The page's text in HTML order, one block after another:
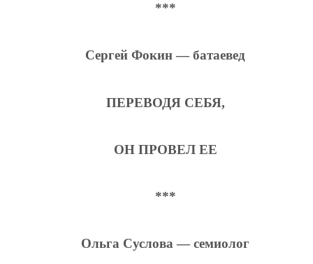
***
Сергей Фокин — батаевед
ПЕРЕВОДЯ СЕБЯ,
ОН ПРОВЕЛ ЕЕ
***
Ольга Суслова — семиолог